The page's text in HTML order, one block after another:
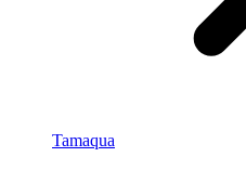
Tamaqua